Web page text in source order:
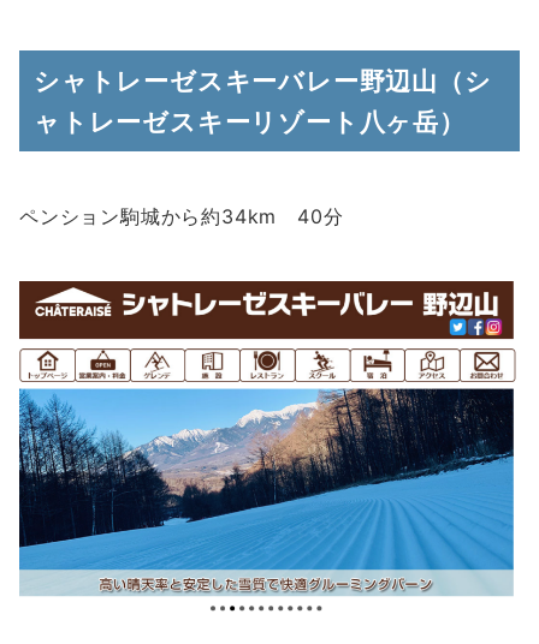
シャトレーゼスキーバレー野辺山（シ
ャトレーゼスキーリゾート八ヶ岳）
ペンション駒城から約34km 40分